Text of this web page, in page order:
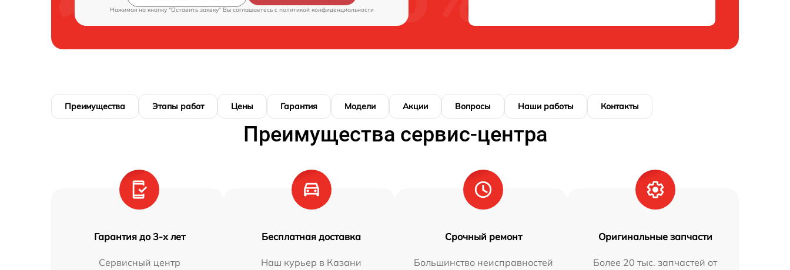
Нажимая на кнопку "Оставить заявку" Вы соглашаетесь c политикой конфиденциальности
Преимущества Этапы работ Цены Гарантия Модели Акции Вопросы Наши работы Контакты
Преимущества сервис-центра
Гарантия до 3-х лет
Сервисный центр
Бесплатная доставка
Наш курьер в Казани
Срочный ремонт
Большинство неисправностей
Оригинальные запчасти
Более 20 тыс. запчастей от